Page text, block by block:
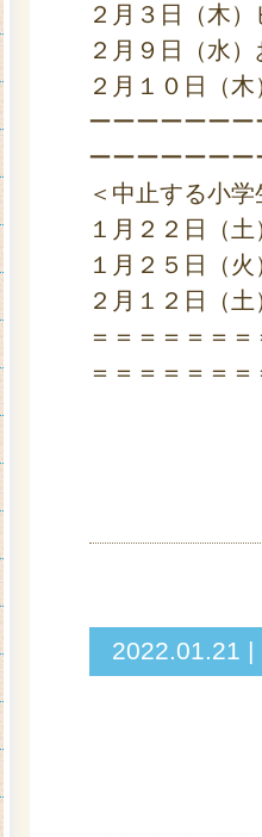
２月３日（木
２月９日（水
２月１０日（
ーーーーーー
ーーーーーー
＜中止する小
１月２２日（
１月２５日（
２月１２日（
＝＝＝＝＝＝
＝＝＝＝＝＝
2022.01.21